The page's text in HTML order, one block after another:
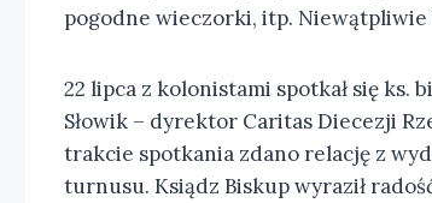
pogodne wieczorki, itp. Niewątpliwie
22 lipca z kolonistami spotkał się ks.
Słowik – dyrektor Caritas Diecezji
trakcie spotkania zdano relację z
turnusu. Ksiądz Biskup wyraził